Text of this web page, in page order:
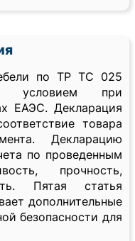
по ТР ТС 025
условием при
ЕАЭС. Декларация
товара
Декларацию
по проведенным
прочность,
Пятая статья
дополнительные
безопасности для